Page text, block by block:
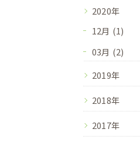
2020年
12月 (1)
03月 (2)
2019年
2018年
2017年